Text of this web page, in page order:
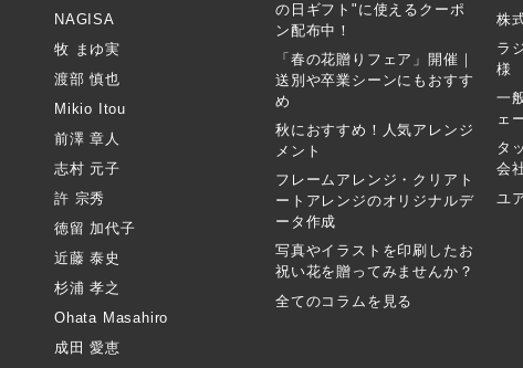
NAGISA
牧 まゆ実
渡部 慎也
Mikio Itou
前澤 章人
志村 元子
許 宗秀
徳留 加代子
近藤 泰史
杉浦 孝之
Ohata Masahiro
成田 愛恵
の日ギフト"に使えるクーポ
ン配布中！
「春の花贈りフェア」開催｜
送別や卒業シーンにもおすす
め
秋におすすめ！人気アレンジ
メント
フレームアレンジ・クリアト
ートアレンジのオリジナルデ
ータ作成
写真やイラストを印刷したお
祝い花を贈ってみませんか？
全てのコラムを見る
株
ラ
様
一
ェ
タ
会
ユ